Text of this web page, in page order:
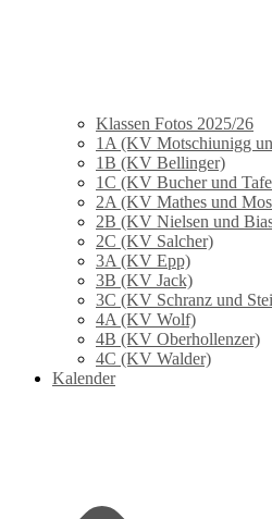
Klassen Fotos 2025/26
1A (KV Motschiunigg
1B (KV Bellinger)
1C (KV Bucher und
2A (KV Mathes und
2B (KV Nielsen und
2C (KV Salcher)
3A (KV Epp)
3B (KV Jack)
3C (KV Schranz und
4A (KV Wolf)
4B (KV Oberhollenzer)
4C (KV Walder)
Kalender